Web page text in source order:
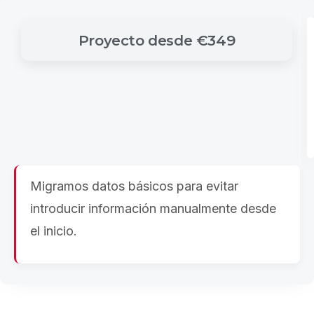
Proyecto desde €349
Migramos datos básicos para evitar
introducir información manualmente desde
el inicio.